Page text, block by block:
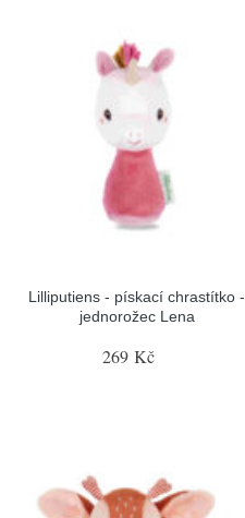
Lilliputiens - pískací chrastítko -
jednorožec Lena
269 Kč